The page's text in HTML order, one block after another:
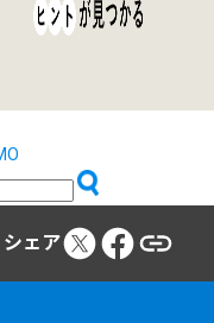
シェア